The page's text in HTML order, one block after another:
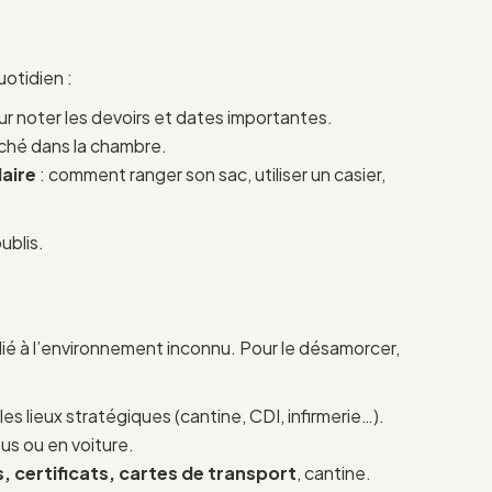
:
noter les devoirs et dates importantes.
dans la chambre.
: comment ranger son sac, utiliser un casier,
à l’environnement inconnu. Pour le désamorcer,
lieux stratégiques (cantine, CDI, infirmerie…).
ou en voiture.
certificats, cartes de transport, cantine.